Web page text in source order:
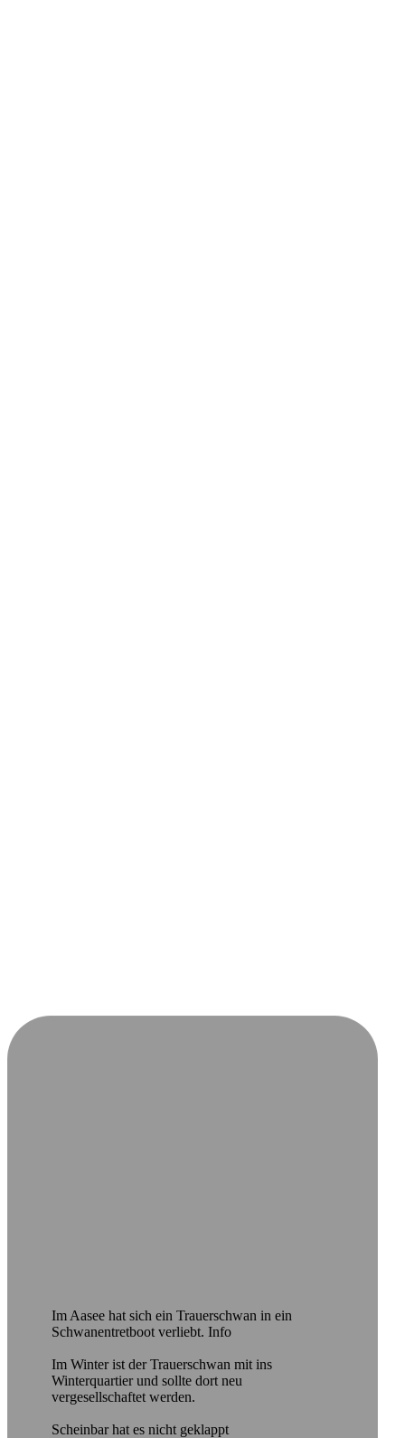
Im Aasee hat sich ein Trauerschwan in ein
Schwanentretboot verliebt. Info
Im Winter ist der Trauerschwan mit ins
Winterquartier und sollte dort neu
vergesellschaftet werden.
Scheinbar hat es nicht geklappt